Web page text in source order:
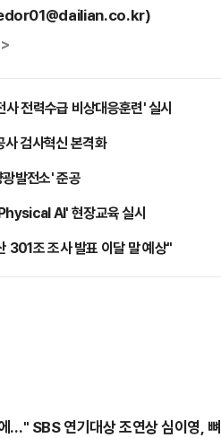
전력수급 비상대응훈련' 실시
검사혁신 본격화
발전소' 준공
AI' 현장교육 실시
301조 조사 발표 이달 말 예상"
…" SBS 연기대상 조연상 심이영,